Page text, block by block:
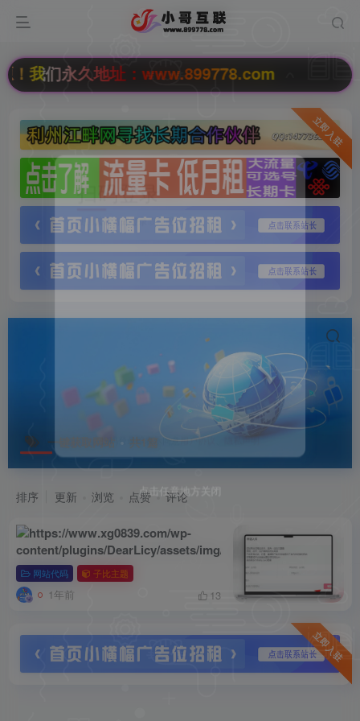
我们永久地址：www.899778.com
立即入驻
一键获取网站 共1篇
排序 更新 浏览 点赞 评论
子比主题提升网站交互体验：友链页面
一键获取网站信息【一键获取网站】
网站代码 子比主题
1年前 13
立即入驻
点击任意地方关闭
点击任意地方关闭
扫码登录
扫码登录即表示同意